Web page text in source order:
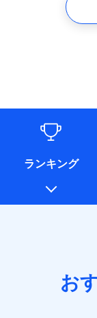
ユーザー登録受
しくは委託を受
関する情報を提
た維持管理等の
情報を取引のあ
るために利用さ
各種セミナーの
コンサルティン
アンケートやキ
上記に係る案内
* 当社が委託を
ームページに掲
あいおいニッ
(https://
アクサ損害保
direct.co.jp/)
ランキング
お